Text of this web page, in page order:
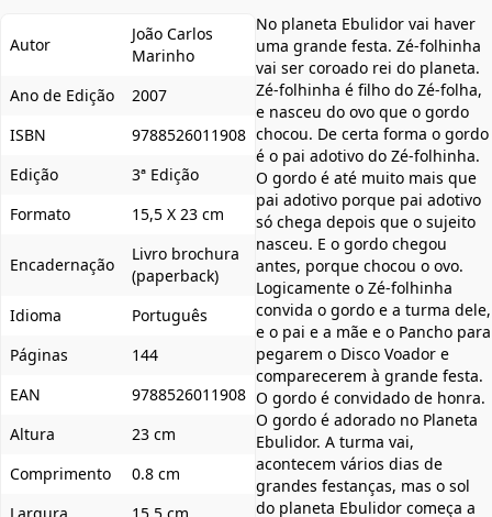
Autor
João Carlos
Marinho
Ano de Edição
2007
ISBN
9788526011908
Edição
3ª Edição
Formato
15,5 X 23 cm
Encadernação
Livro brochura
(paperback)
Idioma
Português
Páginas
144
EAN
9788526011908
Altura
23 cm
Comprimento
0.8 cm
No planeta Ebulidor vai haver
uma grande festa. Zé-folhinha
vai ser coroado rei do planeta.
Zé-folhinha é filho do Zé-folha,
e nasceu do ovo que o gordo
chocou. De certa forma o gordo
é o pai adotivo do Zé-folhinha.
O gordo é até muito mais que
pai adotivo porque pai adotivo
só chega depois que o sujeito
nasceu. E o gordo chegou
antes, porque chocou o ovo.
Logicamente o Zé-folhinha
convida o gordo e a turma dele,
e o pai e a mãe e o Pancho para
pegarem o Disco Voador e
comparecerem à grande festa.
O gordo é convidado de honra.
O gordo é adorado no Planeta
Ebulidor. A turma vai,
acontecem vários dias de
grandes festanças, mas o sol
do planeta Ebulidor começa a